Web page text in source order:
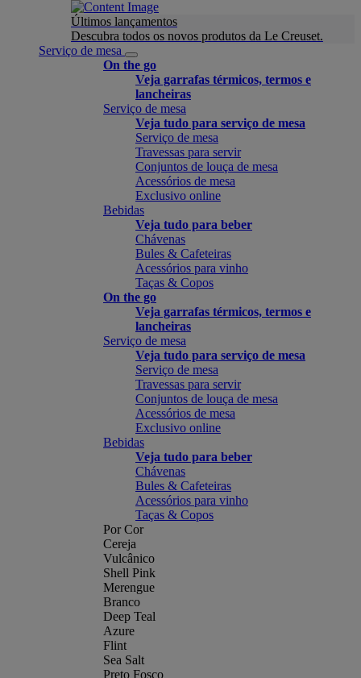
Últimos lançamentos
Descubra todos os novos produtos da Le Creuset.
Serviço de mesa
On the go
Veja garrafas térmicos, termos e
lancheiras
Serviço de mesa
Veja tudo para serviço de mesa
Serviço de mesa
Travessas para servir
Conjuntos de louça de mesa
Acessórios de mesa
Exclusivo online
Bebidas
Veja tudo para beber
Chávenas
Bules & Cafeteiras
Acessórios para vinho
Taças & Copos
On the go
Veja garrafas térmicos, termos e
lancheiras
Serviço de mesa
Veja tudo para serviço de mesa
Serviço de mesa
Travessas para servir
Conjuntos de louça de mesa
Acessórios de mesa
Exclusivo online
Bebidas
Veja tudo para beber
Chávenas
Bules & Cafeteiras
Acessórios para vinho
Taças & Copos
Por Cor
Cereja
Vulcânico
Shell Pink
Merengue
Branco
Deep Teal
Azure
Flint
Sea Salt
Preto Fosco